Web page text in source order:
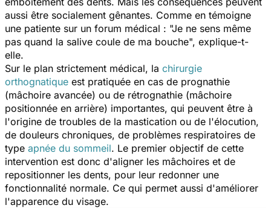
aussi être socialement gênantes. Comme en témoigne
une patiente sur un forum médical : "Je ne sens même
pas quand la salive coule de ma bouche", explique-t-
elle.
Sur le plan strictement médical, la chirurgie
orthognatique est pratiquée en cas de prognathie
(mâchoire avancée) ou de rétrognathie (mâchoire
positionnée en arrière) importantes, qui peuvent être à
l'origine de troubles de la mastication ou de l'élocution,
de douleurs chroniques, de problèmes respiratoires de
type apnée du sommeil. Le premier objectif de cette
intervention est donc d'aligner les mâchoires et de
repositionner les dents, pour leur redonner une
fonctionnalité normale. Ce qui permet aussi d'améliorer
l'apparence du visage.